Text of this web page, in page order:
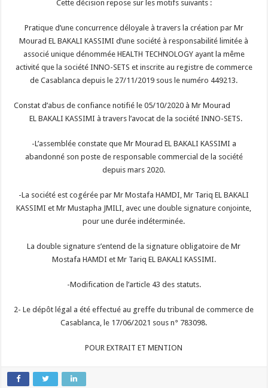
Cette décision repose sur les motifs suivants :
Pratique d’une concurrence déloyale à travers la création par Mr
Mourad EL BAKALI KASSIMI d’une société à responsabilité limitée à
associé unique dénommée HEALTH TECHNOLOGY ayant la même
activité que la société INNO-SETS et inscrite au registre de commerce
de Casablanca depuis le 27/11/2019 sous le numéro 449213.
Constat d’abus de confiance notifié le 05/10/2020 à Mr Mourad
EL BAKALI KASSIMI à travers l’avocat de la société INNO-SETS.
-L’assemblée constate que Mr Mourad EL BAKALI KASSIMI a
abandonné son poste de responsable commercial de la société
depuis mars 2020.
-La société est cogérée par Mr Mostafa HAMDI, Mr Tariq EL BAKALI
KASSIMI et Mr Mustapha JMILI, avec une double signature conjointe,
pour une durée indéterminée.
La double signature s’entend de la signature obligatoire de Mr
Mostafa HAMDI et Mr Tariq EL BAKALI KASSIMI.
-Modification de l’article 43 des statuts.
2- Le dépôt légal a été effectué au greffe du tribunal de commerce de
Casablanca, le 17/06/2021 sous n° 783098.
POUR EXTRAIT ET MENTION